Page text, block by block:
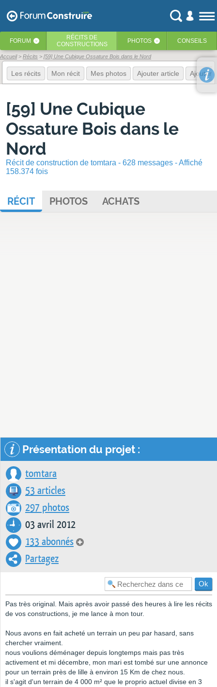
FORUM ‹ RÉCITS DE
CONSTRUCTIONS
PHOTOS ‹ CONSEILS
Accueil Récits [59] Une Cubique Ossature Bois dans le Nord
Les récits Mon récit Mes photos Ajouter article Ajouter
[59] Une Cubique
Ossature Bois dans le
Nord
Récit de construction de tomtara - 628 messages - Affiché
158.374 fois
RÉCIT PHOTOS ACHATS
Présentation du projet :
tomtara
53 articles
297 photos
03 avril 2012
133 abonnés
Partagez
Pas très original. Mais après avoir passé des heures à lire les récits
de vos constructions, je me lance à mon tour.
Nous avons en fait acheté un terrain un peu par hasard, sans
chercher vraiment.
nous voulions déménager depuis longtemps mais pas très
activement et mi décembre, mon mari est tombé sur une annonce
pour un terrain près de lille à environ 15 Km de chez nous.
il s'agit d'un terrain de 4 000 m² que le proprio actuel divise en 3